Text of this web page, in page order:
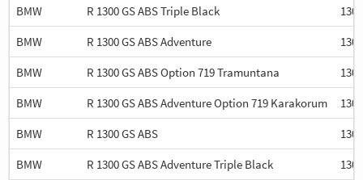
BMW
R 1300 GS ABS Triple Black
1300
BMW
R 1300 GS ABS Adventure
1300
BMW
R 1300 GS ABS Option 719 Tramuntana
1300
BMW
R 1300 GS ABS Adventure Option 719 Karakorum
1300
BMW
R 1300 GS ABS
1300
BMW
R 1300 GS ABS Adventure Triple Black
1300